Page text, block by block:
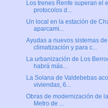
Los trenes Renfe superan el
protocolos d...
Un local en la estación de
aparcami...
Ayudas a nuevos sistemas de
climatización y para c...
La urbanización de Los
habrá más...
La Solana de Valdebebas
viviendas, 6...
Obras de modernización de
Metro de ...